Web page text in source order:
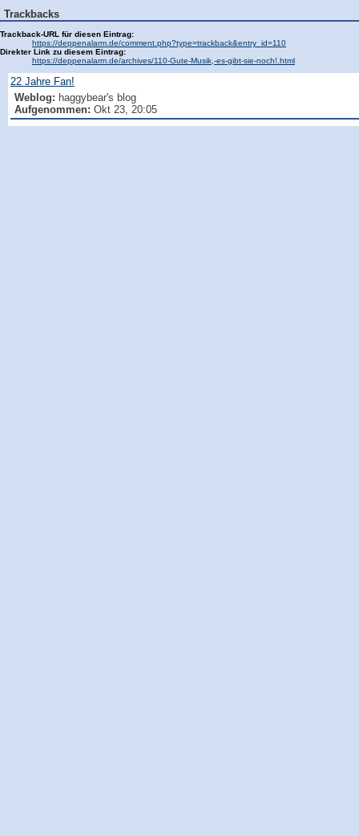
Trackbacks
Trackback-URL für diesen Eintrag:
https://deppenalarm.de/comment.php?type=trackback&entry_id=110
Direkter Link zu diesem Eintrag:
https://deppenalarm.de/archives/110-Gute-Musik,-es-gibt-sie-noch!.html
22 Jahre Fan!
Weblog: haggybear's blog
Aufgenommen: Okt 23, 20:05